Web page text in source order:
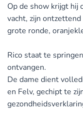
Op de show krijgt hij
vacht, zijn
grote ronde,
Rico staat te
ontvangen.
De dame dient
en Felv, gechipt te